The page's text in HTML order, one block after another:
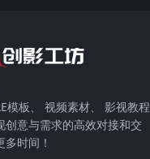
模板、 视频素材、 影视教程
意与需求的高效对接和交
时间！